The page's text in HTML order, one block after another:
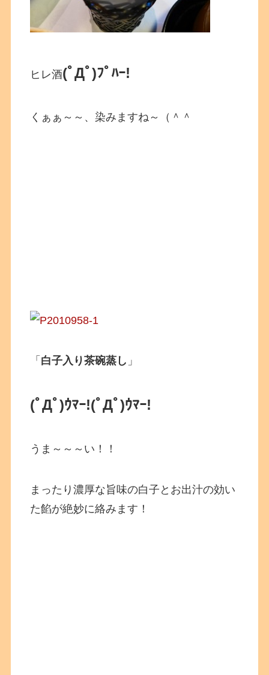
ヒレ酒(ﾟДﾟ)ﾌﾟﾊｰ!
くぁぁ～～、染みますね～（＾＾
「 白子入り茶碗蒸し 」
(ﾟДﾟ)ｳﾏｰ!(ﾟДﾟ)ｳﾏｰ!
うま～～～い！！
まったり濃厚な旨味の白子とお出汁の効い
た餡が絶妙に絡みます！